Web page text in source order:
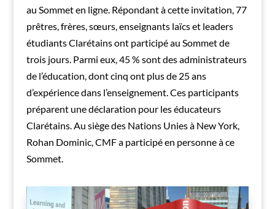
au Sommet en ligne. Répondant à cette invitation, 77
prêtres, frères, sœurs, enseignants laïcs et leaders
étudiants Clarétains ont participé au Sommet de
trois jours. Parmi eux, 45 % sont des administrateurs
de l’éducation, dont cinq ont plus de 25 ans
d’expérience dans l’enseignement. Ces participants
préparent une déclaration pour les éducateurs
Clarétains. Au siège des Nations Unies à New York,
Rohan Dominic, CMF a participé en personne à ce
Sommet.